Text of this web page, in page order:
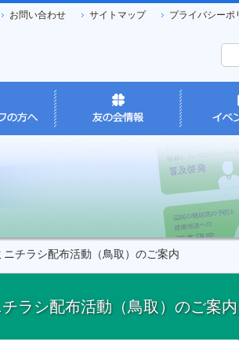
お問い合わせ サイトマップ プライバシーポ
ラシ配布活動（鳥取）のご案内
ラシ配布活動（鳥取）のご案内